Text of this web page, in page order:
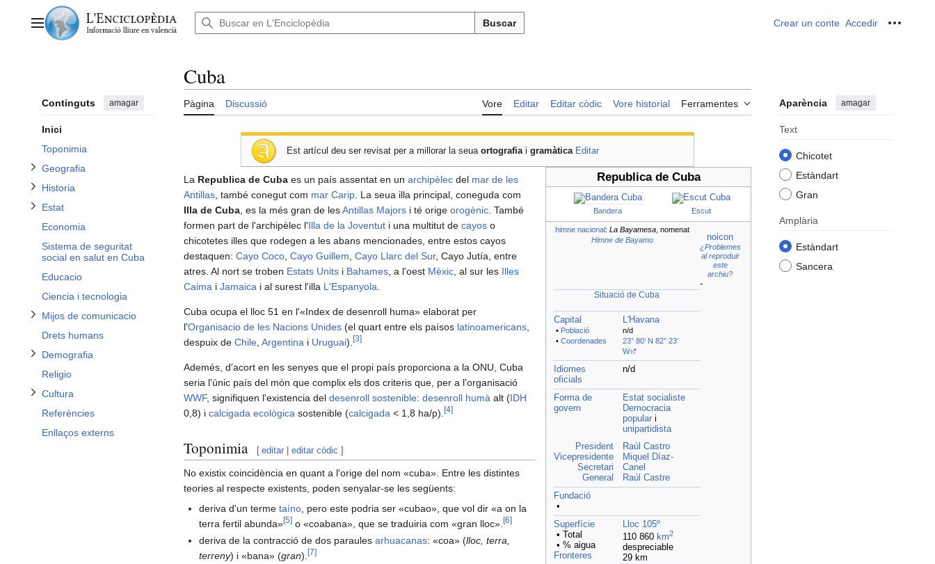
contingutMenú principal Buscar Crear un conte Accedir
Continguts amagar
Inici
Toponimia
Geografia
Alternar subsecció Geografia
Historia
Alternar subsecció Historia
Estat
Alternar subsecció Estat
Economia
Sistema de seguritat
social en salut en Cuba
Educacio
Ciencia i tecnologia
Mijos de comunicacio
Alternar subsecció Mijos de comunicacio
Drets humans
Demografia
Alternar subsecció Demografia
Religio
Cultura
Alternar subsecció Cultura
Referències
Enllaços externs
Cuba
Pàgina Discussió Vore Editar Editar còdic Vore historial Ferramentes Aparència amagar
Text
Chicotet
Estàndart
Gran
Amplària
Estàndart
Sancera
Est artícul deu ser revisat per a millorar la seuaortografiaigramàtica Editar
Republica de Cuba
Bandera Escut
himne nacional:La Bayamesa , nomenat
Himne de Bayamo
noicon
¿Problemes
al reproduir
este
archiu?
-
Situació de Cuba
Capital
• Població
• Coordenades
L'Havana
n/d
23° 80’ N 82° 23’
W
Idiomes
oficials
n/d
Forma de
govern
Estat socialiste
Democracia
populari
unipartidista
President
Vicepresidente
Secretari
General
Raúl Castro
Miquel Díaz-
Canel
Raúl Castre
Fundació
•
Superfície
• Total
• % aigua
Fronteres
Lloc 105º
110 860 km2
despreciable
29 km
La Republica de Cuba es un país assentat en un archipèlec del mar de les
Antillas , també conegut com mar Carip . La seua illa principal, coneguda com
Illa de Cuba , es la més gran de lesAntillas Majors i té orige orogènic . També
formen part de l'archipèlec l'Illa de la Joventut i una multitut de cayos o
chicotetes illes que rodegen a les abans mencionades, entre estos cayos
destaquen: Cayo Coco Cayo Guillem Cayo Llarc del Sur, Cayo Jutía, entre
atres. Al nort se troben Estats Units i Bahames , a l'oest Mèxic , al sur les Illes
Caima i Jamaica i al surest l'illa L'Espanyola
Cuba ocupa el lloc 51 en l'«Index de desenroll huma» elaborat per
l'Organisacio de les Nacions Unides (el quart entre els paísos latinoamericans
despuix de Chile Argentina i Uruguai). [3]
Ademés, d'acort en les senyes que el propi país proporciona a la ONU, Cuba
seria l'únic país del món que complix els dos criteris que, per a l'organisació
WWF, signifiquen l'existencia del desenroll sostenible: desenroll humà alt (IDH
0,8) i calcigada ecològica sostenible (calcigada < 1,8 ha/p). [4]
Toponimia [ editar |editar còdic ]
No existix coincidència en quant a l'orige del nom «cuba». Entre les distintes
teories al respecte existents, poden senyalar-se les següents:
deriva d'un termetaíno , pero este podria ser «cubao», que vol dir «a on la
terra fertil abunda»[5] o «coabana», que se traduiria com «gran lloc».[6]
deriva de la contracció de dos paraulesarhuacanas: «coa» (lloc, terra,
terreny) i «bana» (gran).[7]